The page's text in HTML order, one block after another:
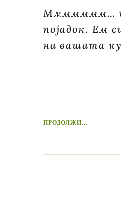
Ммммммм…
појадок. Ем
на вашата
ПРОДОЛЖИ...